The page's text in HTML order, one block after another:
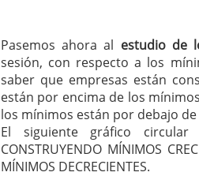
Pasemos ahora al estudio de
sesión, con respecto a los
saber que empresas están
están por encima de los
los mínimos están por debajo
El siguiente gráfico
CONSTRUYENDO MÍNIMOS
MÍNIMOS DECRECIENTES.